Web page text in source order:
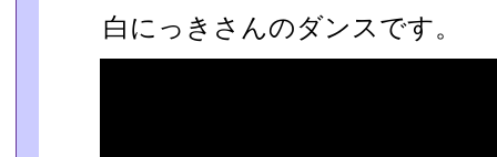
白にっきさんのダンスです。